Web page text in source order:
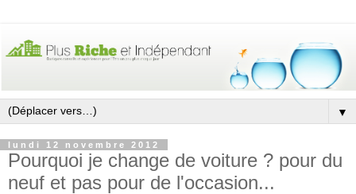
▼
lundi 12 novembre 2012
Pourquoi je change de voiture ? pour du
neuf et pas pour de l'occasion...